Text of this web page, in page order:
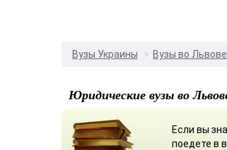
Вузы Украины Вузы во Львове
Юридические вузы во
Если вы
поедете в